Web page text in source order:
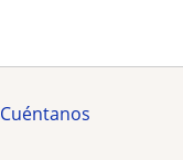
Cuéntanos